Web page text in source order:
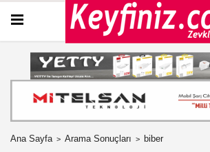
Ana Sayfa Arama Sonuçları biber